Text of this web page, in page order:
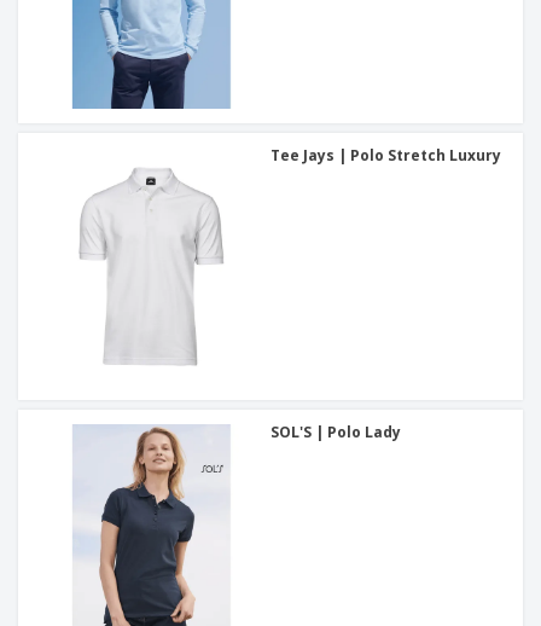
Tee Jays | Polo Stretch Luxury
SOL'S | Polo Lady